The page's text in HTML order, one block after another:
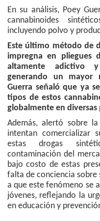
En su análisis, Poey
cannabinoides
incluyendo polvo y
Este último método de
impregna en pliegues
altamente adictivo y
generando un mayor
Guerra señaló que ya
tipos de estos
globalmente en diversas
Además, alertó sobre
intentan comercializar
estas drogas
contaminación del
bajo costo de estas
falta de conciencia sobre
a que este fenómeno se
jóvenes, reflejando la
en educación y